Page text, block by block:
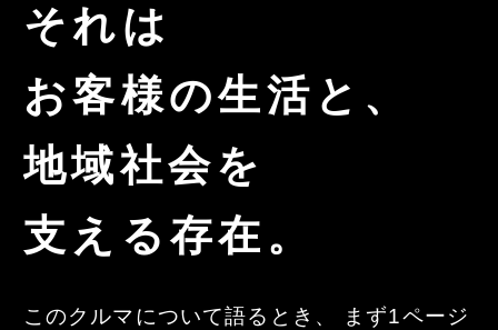
それは
お客様の生活と、
地域社会を
支える存在。
このクルマについて語るとき、 まず1ページ